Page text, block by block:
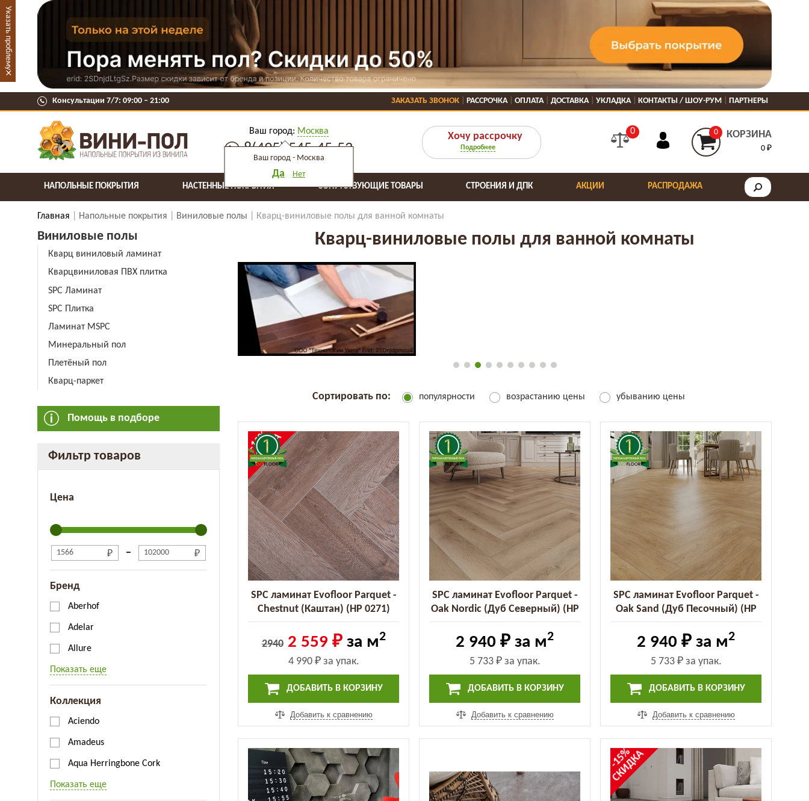
Консультации 7/7: 09:00 ‒ 21:00 ЗАКАЗАТЬ ЗВОНОК РАССРОЧКА ОПЛАТА ДОСТАВКА УКЛАДКА КОНТАКТЫ / ШОУ-РУМ ПАРТНЕРЫ
Ваш город: Москва
Ваш город - Москва
Да Нет
8(495) 545-45-53
Хочу рассрочку
Подробнее
0 0 КОРЗИНА
0 ₽
НАПОЛЬНЫЕ ПОКРЫТИЯ НАСТЕННЫЕ ПОКРЫТИЯ СОПУТСТВУЮЩИЕ ТОВАРЫ РАСПРОДАЖА
СТРОЕНИЯ И ДПК АКЦИИ
Главная Напольные покрытия Виниловые полы Кварц-виниловые полы для ванной комнаты
Виниловые полы
Кварц виниловый ламинат
Кварцвиниловая ПВХ плитка
SPC Ламинат
SPC Плитка
Ламинат MSPC
Минеральный пол
Плетёный пол
Кварц-паркет
Помощь в подборе
Фильтр товаров
Цена
Бренд
Aberhof
Adelar
Allure
Показать еще
Коллекция
Aciendo
Amadeus
Aqua Herringbone Cork
Показать еще
Кварц-виниловые полы для ванной комнаты
Сортировать по: популярности возрастанию цены убыванию цены
-13%
СКИДКА
SPC ламинат Evofloor Parquet -
Chestnut (Каштан) (HP 0271)
2940 2 559 ₽за м2
4 990 ₽за упак.
ДОБАВИТЬ В КОРЗИНУ
Добавить к сравнению
SPC ламинат Evofloor Parquet -
Oak Nordic (Дуб Северный) (HP
0035)
2 940 ₽ за м2
5 733 ₽за упак.
ДОБАВИТЬ В КОРЗИНУ
Добавить к сравнению
SPC ламинат Evofloor Parquet -
Oak Sand (Дуб Песочный) (HP
0090)
2 940 ₽ за м2
5 733 ₽за упак.
ДОБАВИТЬ В КОРЗИНУ
Добавить к сравнению
-15%
СКИДКА
Указать проблему
×